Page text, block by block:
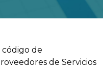
de
de Servicios